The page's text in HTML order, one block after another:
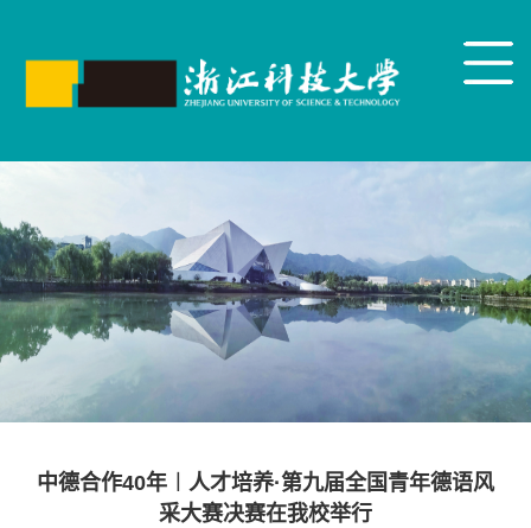
中德合作40年︱人才培养·第九届全国青年德语风
采大赛决赛在我校举行